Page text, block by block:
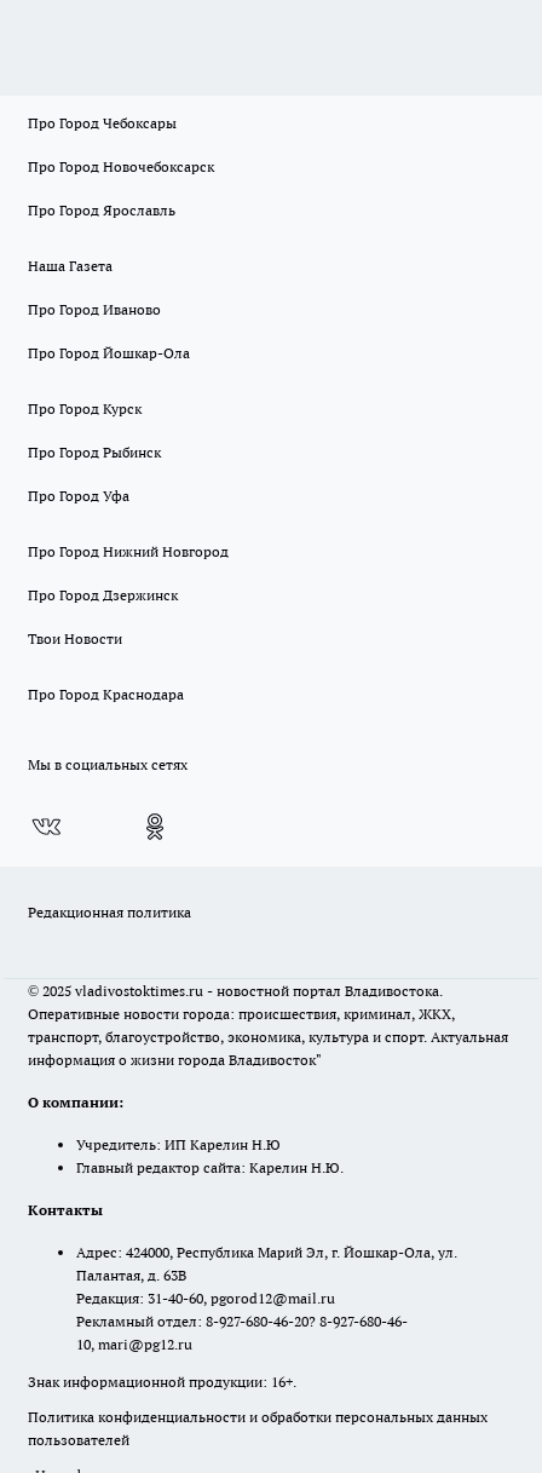
Про Город Чебоксары
Про Город Новочебоксарск
Про Город Ярославль
Наша Газета
Про Город Иваново
Про Город Йошкар-Ола
Про Город Курск
Про Город Рыбинск
Про Город Уфа
Про Город Нижний Новгород
Про Город Дзержинск
Твои Новости
Про Город Краснодара
Мы в социальных сетях
Редакционная политика
© 2025 vladivostoktimes.ru - новостной портал Владивостока.
Оперативные новости города: происшествия, криминал, ЖКХ,
транспорт, благоустройство, экономика, культура и спорт. Актуальная
информация о жизни города Владивосток"
О компании:
Учредитель: ИП Карелин Н.Ю
Главный редактор сайта: Карелин Н.Ю.
Контакты
Адрес: 424000, Республика Марий Эл, г. Йошкар-Ола, ул.
Палантая, д. 63В
Редакция: 31-40-60, pgorod12@mail.ru
Рекламный отдел: 8-927-680-46-20? 8-927-680-46-
10, mari@pg12.ru
Знак информационной продукции: 16+.
Политика конфиденциальности и обработки персональных данных
пользователей